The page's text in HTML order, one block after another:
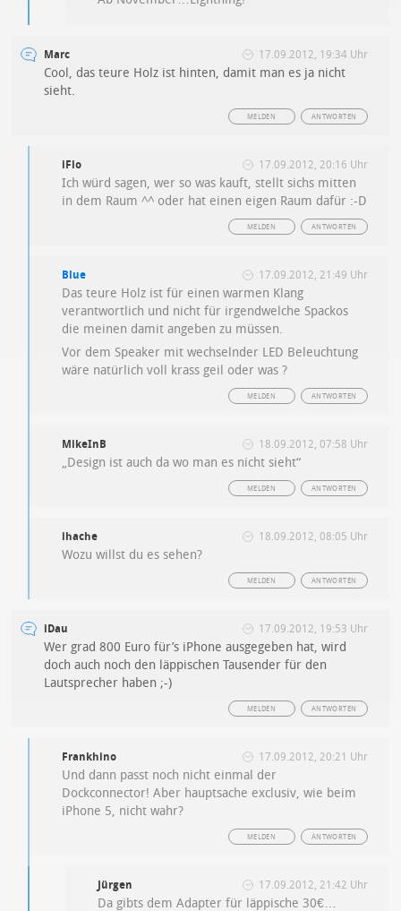
Marc 17.09.2012, 19:34 Uhr
Cool, das teure Holz ist hinten, damit man es ja nicht
sieht.
ANTWORTEN
MELDEN
iFlo 17.09.2012, 20:16 Uhr
Ich würd sagen, wer so was kauft, stellt sichs mitten
in dem Raum ^^ oder hat einen eigen Raum dafür :-D
ANTWORTEN
MELDEN
Blue 17.09.2012, 21:49 Uhr
Das teure Holz ist für einen warmen Klang
verantwortlich und nicht für irgendwelche Spackos
die meinen damit angeben zu müssen.
Vor dem Speaker mit wechselnder LED Beleuchtung
wäre natürlich voll krass geil oder was ?
ANTWORTEN
MELDEN
MikeInB 18.09.2012, 07:58 Uhr
„Design ist auch da wo man es nicht sieht“
ANTWORTEN
MELDEN
ihache 18.09.2012, 08:05 Uhr
Wozu willst du es sehen?
ANTWORTEN
MELDEN
iDau 17.09.2012, 19:53 Uhr
Wer grad 800 Euro für’s iPhone ausgegeben hat, wird
doch auch noch den läppischen Tausender für den
Lautsprecher haben ;-)
ANTWORTEN
MELDEN
Frankhino 17.09.2012, 20:21 Uhr
Und dann passt noch nicht einmal der
Dockconnector! Aber hauptsache exclusiv, wie beim
iPhone 5, nicht wahr?
ANTWORTEN
MELDEN
Jürgen 17.09.2012, 21:42 Uhr
Da gibts dem Adapter für läppische 30€…